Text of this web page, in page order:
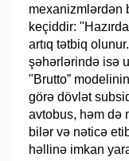
mexanizmlərdən
keçiddir:
artıq tətbiq
şəhərlərində isə
"Brutto”
görə dövlət
avtobus, həm də
bilər və nəticə
həllinə imkan